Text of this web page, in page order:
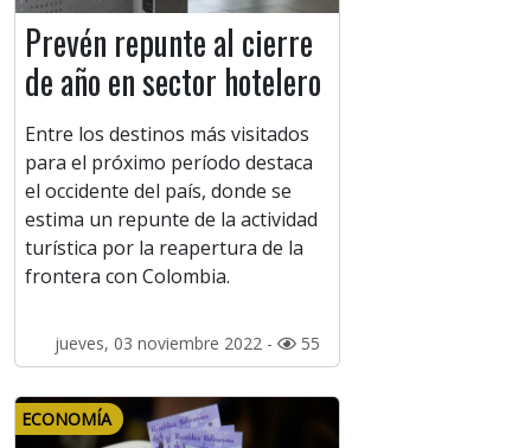
Prevén repunte al cierre
de año en sector hotelero
Entre los destinos más visitados
para el próximo período destaca
el occidente del país, donde se
estima un repunte de la actividad
turística por la reapertura de la
frontera con Colombia.
jueves, 03 noviembre 2022 - 55
ECONOMÍA